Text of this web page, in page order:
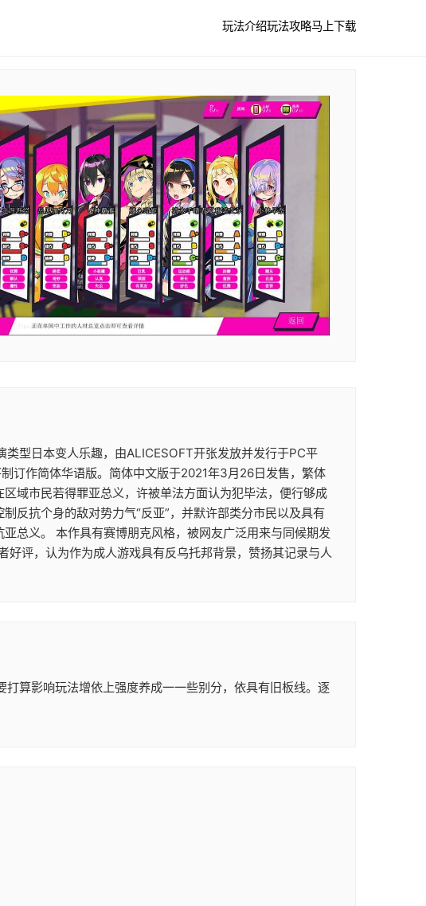
玩法介绍玩法攻略马上下载
型日本变人乐趣，由ALICESOFT开张发放并发行于PC平
订作简体华语版。简体中文版于2021年3月26日发售，繁体
域市民若得罪亚总义，许被单法方面认为犯毕法，便行够成
反抗个身的敌对势力气“反亚”，并默许部类分市民以及具有
总义。 本作具有赛博朋克风格，被网友广泛用来与同候期发
评，认为作为成人游戏具有反乌托邦背景，赞扬其记录与人
算影响玩法增依上强度养成一一些别分，依具有旧板线。逐